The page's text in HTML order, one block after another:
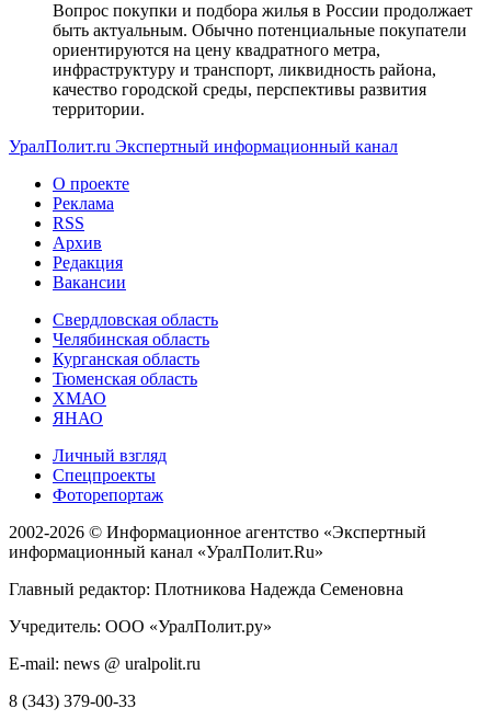
Вопрос покупки и подбора жилья в России продолжает
быть актуальным. Обычно потенциальные покупатели
ориентируются на цену квадратного метра,
инфраструктуру и транспорт, ликвидность района,
качество городской среды, перспективы развития
территории.
УралПолит.ru Экспертный информационный канал
О проекте
Реклама
RSS
Архив
Редакция
Вакансии
Свердловская область
Челябинская область
Курганская область
Тюменская область
ХМАО
ЯНАО
Личный взгляд
Спецпроекты
Фоторепортаж
2002-2026 © Информационное агентство «Экспертный
информационный канал «УралПолит.Ru»
Главный редактор: Плотникова Надежда Семеновна
Учредитель: ООО «УралПолит.ру»
E-mail: news @ uralpolit.ru
8 (343) 379-00-33